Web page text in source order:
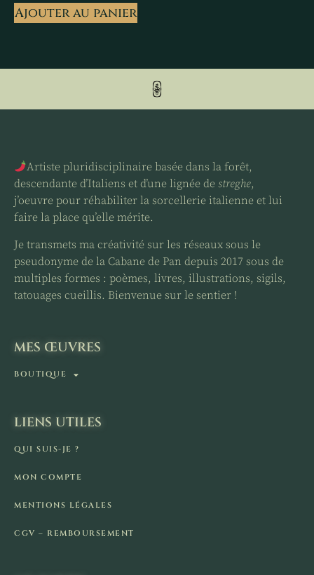
Ajouter au panier
Artiste pluridisciplinaire basée dans la forêt,
descendante d’Italiens et d’une lignée de streghe,
j’oeuvre pour réhabiliter la sorcellerie italienne et lui
faire la place qu’elle mérite.
Je transmets ma créativité sur les réseaux sous le
pseudonyme de la Cabane de Pan depuis 2017 sous de
multiples formes : poèmes, livres, illustrations, sigils,
tatouages cueillis. Bienvenue sur le sentier !
MES ŒUVRES
BOUTIQUE
LIENS UTILES
QUI SUIS-JE ?
MON COMPTE
MENTIONS LÉGALES
CGV – REMBOURSEMENT